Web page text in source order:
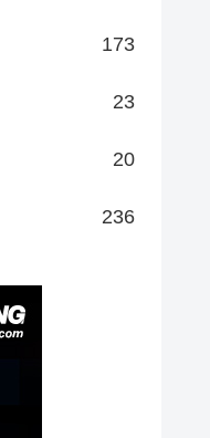
173
23
20
236